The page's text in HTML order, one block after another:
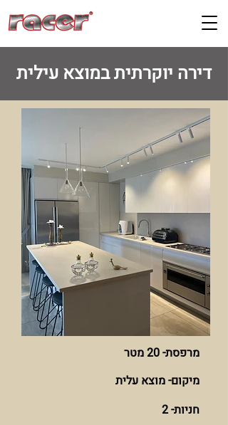
דירה יוקרתית במוצא עילית
מרפסת- 20 מטר
מיקום- מוצא עלית
חניות- 2